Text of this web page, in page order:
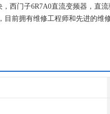
西门子6R7A0直流变频器，直
目前拥有维修工程师和先进的